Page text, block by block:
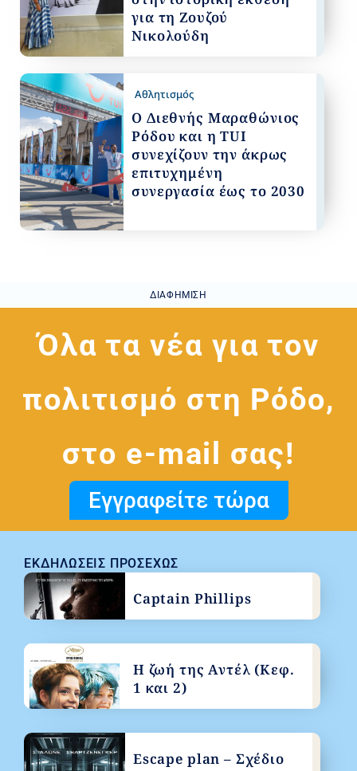
για τη Ζουζού
Νικολούδη
Αθλητισμός
Ο Διεθνής Μαραθώνιος
Ρόδου και η TUI
συνεχίζουν την άκρως
επιτυχημένη
συνεργασία έως το 2030
ΔΙΑΦΉΜΙΣΗ
Όλα τα νέα για τον
πολιτισμό στη Ρόδο,
στο e-mail σας!
Εγγραφείτε τώρα
ΕΚΔΗΛΏΣΕΙΣ ΠΡΟΣΕΧΏΣ
Captain Phillips
Η ζωή της Αντέλ (Κεφ.
1 και 2)
Escape plan – Σχέδιο